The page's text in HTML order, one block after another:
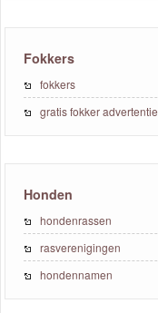
Fokkers
fokkers
gratis fokker advertentie
Honden
hondenrassen
rasverenigingen
hondennamen